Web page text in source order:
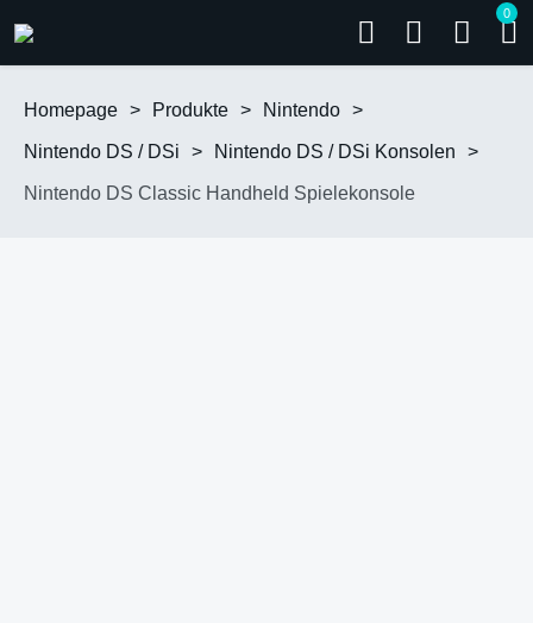
0
Homepage > Produkte > Nintendo >
Nintendo DS / DSi > Nintendo DS / DSi Konsolen >
Nintendo DS Classic Handheld Spielekonsole